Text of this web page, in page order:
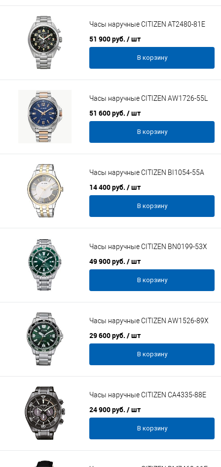
Часы наручные CITIZEN AT2480-81E
51 900 руб. / шт
В корзину
Часы наручные CITIZEN AW1726-55L
51 600 руб. / шт
В корзину
Часы наручные CITIZEN BI1054-55A
14 400 руб. / шт
В корзину
Часы наручные CITIZEN BN0199-53X
49 900 руб. / шт
В корзину
Часы наручные CITIZEN AW1526-89X
29 600 руб. / шт
В корзину
Часы наручные CITIZEN CA4335-88E
24 900 руб. / шт
В корзину